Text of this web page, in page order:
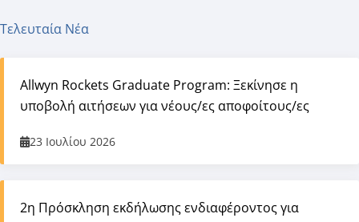
Τελευταία Νέα
Allwyn Rockets Graduate Program: Ξεκίνησε η
υποβολή αιτήσεων για νέους/ες αποφοίτους/ες
23 Ιουλίου 2026
2η Πρόσκληση εκδήλωσης ενδιαφέροντος για